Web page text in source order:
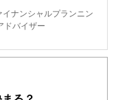
イナンシャルプランニン
ドバイザー
融系SE（システムエン
ニング」をツールに教